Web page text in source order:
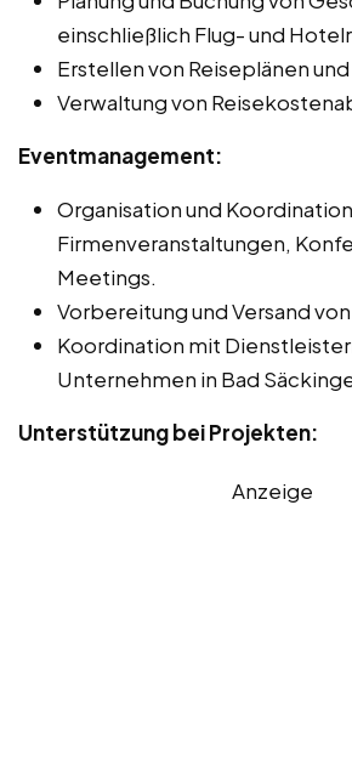
einschließlich Flug- und
Erstellen von Reiseplänen
Verwaltung von
Eventmanagement:
Organisation und
Firmenveranstaltungen,
Meetings.
Vorbereitung und Versand
Koordination mit
Unternehmen in Bad
Unterstützung bei Projekten:
Anzeige